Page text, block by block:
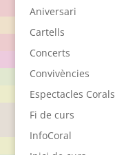
Aniversari
Cartells
Concerts
Convivències
Espectacles Corals
Fi de curs
InfoCoral